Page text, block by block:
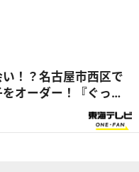
！？名古屋市西区で
オーダー！『ぐっさ